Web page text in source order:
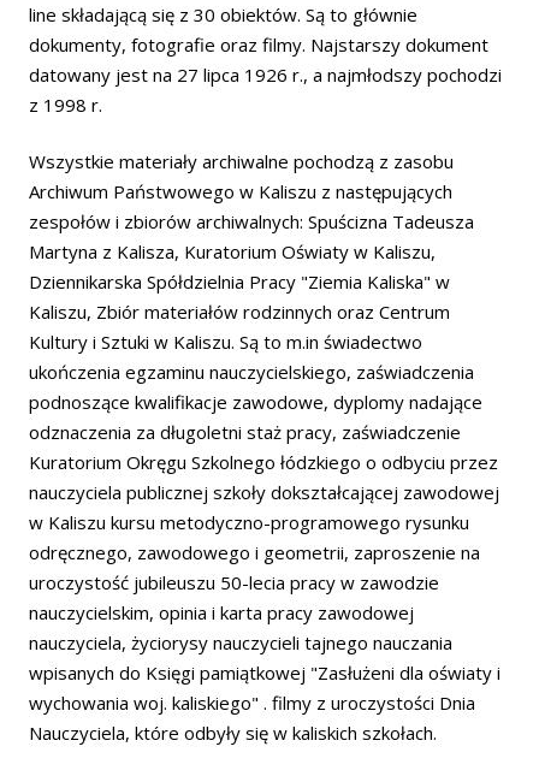
line składającą się z 30 obiektów. Są to głównie
dokumenty, fotografie oraz filmy. Najstarszy dokument
datowany jest na 27 lipca 1926 r., a najmłodszy pochodzi
z 1998 r.
Wszystkie materiały archiwalne pochodzą z zasobu
Archiwum Państwowego w Kaliszu z następujących
zespołów i zbiorów archiwalnych: Spuścizna Tadeusza
Martyna z Kalisza, Kuratorium Oświaty w Kaliszu,
Dziennikarska Spółdzielnia Pracy "Ziemia Kaliska" w
Kaliszu, Zbiór materiałów rodzinnych oraz Centrum
Kultury i Sztuki w Kaliszu. Są to m.in świadectwo
ukończenia egzaminu nauczycielskiego, zaświadczenia
podnoszące kwalifikacje zawodowe, dyplomy nadające
odznaczenia za długoletni staż pracy, zaświadczenie
Kuratorium Okręgu Szkolnego łódzkiego o odbyciu przez
nauczyciela publicznej szkoły dokształcającej zawodowej
w Kaliszu kursu metodyczno-programowego rysunku
odręcznego, zawodowego i geometrii, zaproszenie na
uroczystość jubileuszu 50-lecia pracy w zawodzie
nauczycielskim, opinia i karta pracy zawodowej
nauczyciela, życiorysy nauczycieli tajnego nauczania
wpisanych do Księgi pamiątkowej "Zasłużeni dla oświaty i
wychowania woj. kaliskiego" . filmy z uroczystości Dnia
Nauczyciela, które odbyły się w kaliskich szkołach.